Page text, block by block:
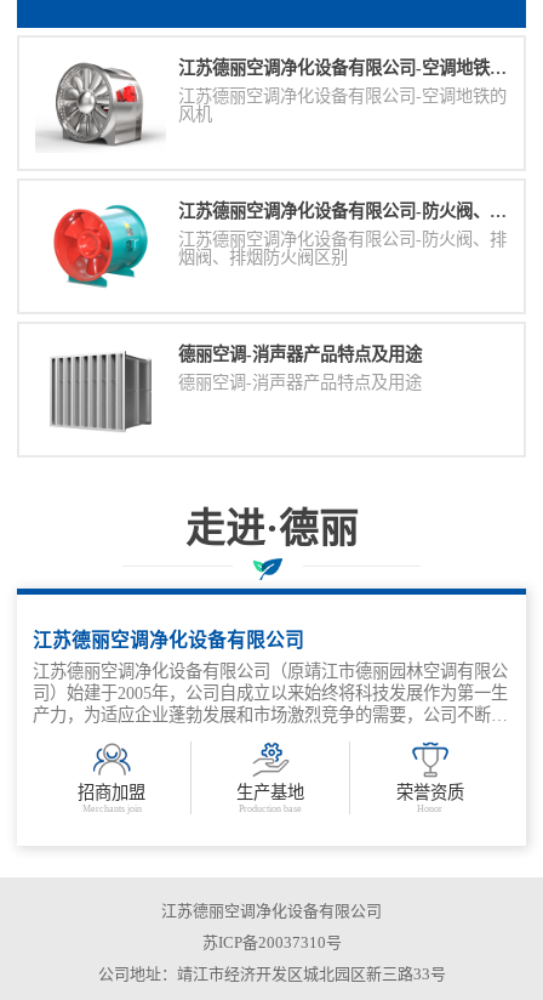
江苏德丽空调净化设备有限公司-空调地铁的风机
江苏德丽空调净化设备有限公司-空调地铁的
风机
江苏德丽空调净化设备有限公司-防火阀、排烟阀、排烟防火阀区别
江苏德丽空调净化设备有限公司-防火阀、排
烟阀、排烟防火阀区别
德丽空调-消声器​产品特点及用途
德丽空调-消声器​产品特点及用途
走进·德丽
科技兴企、质量取胜、管理增效
江苏德丽空调净化设备有限公司
江苏德丽空调净化设备有限公司（原靖江市德丽园林空调有限公
司）始建于2005年，公司自成立以来始终将科技发展作为第一生
产力，为适应企业蓬勃发展和市场激烈竞争的需要，公司不断深
取胜、管理增效的发展之路。公司主要产品有：金属外壳消声
器、结构片式消声器、管道式消声器、组合风阀、风量调节阀、
余压阀、各类防火阀等。
招商加盟
Merchants join
生产基地
Production base
荣誉资质
Honor
江苏德丽空调净化设备有限公司
苏ICP备20037310号
公司地址：靖江市经济开发区城北园区新三路33号